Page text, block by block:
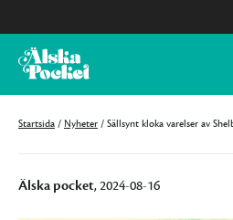
Startsida / Nyheter / Sällsynt kloka varelser av
Älska pocket, 2024-08-16